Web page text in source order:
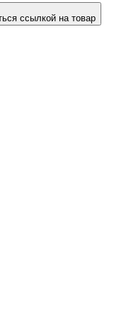
ссылкой на товар